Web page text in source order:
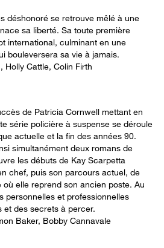
déshonoré se retrouve mêlé à une
sa liberté. Sa toute première
international, culminant en une
bouleversera sa vie à jamais.
Holly Cattle, Colin Firth
de Patricia Cornwell mettant en
série policière à suspense se déroule
actuelle et la fin des années 90.
simultanément deux romans de
les débuts de Kay Scarpetta
chef, puis son parcours actuel, de
elle reprend son ancien poste. Au
personnelles et professionnelles
et des secrets à percer.
Baker, Bobby Cannavale